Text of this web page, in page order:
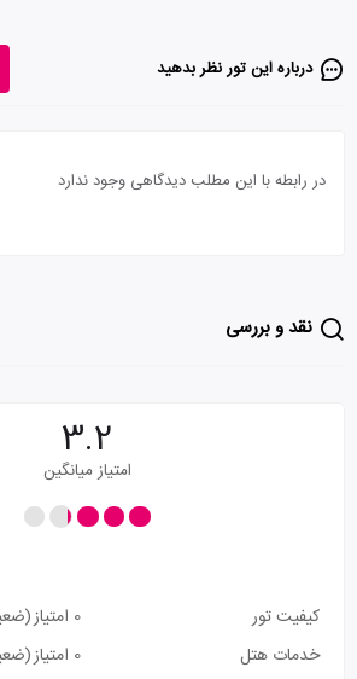
درباره این تور‌ نظر بدهید
در رابطه با این مطلب دیدگاهی وجود ندارد
نقد و بررسی
3.2
امتیاز میانگین
کیفیت تور 0 امتیاز
خدمات هتل
0 امتیاز